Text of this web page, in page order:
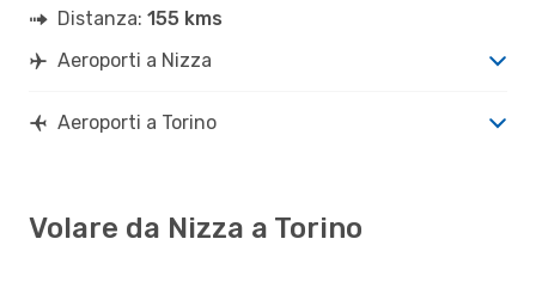
Distanza: 155 kms
Aeroporti a Nizza
Aeroporti a Torino
Volare da Nizza a Torino